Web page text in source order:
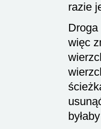
razie
Droga
więc